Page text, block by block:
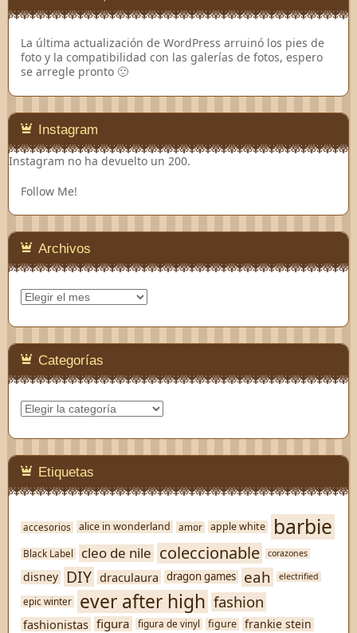
La última actualización de WordPress arruinó los pies de
foto y la compatibilidad con las galerías de fotos, espero
se arregle pronto 🙁
Instagram
Instagram no ha devuelto un 200.
Follow Me!
Archivos
Archivos
Categorías
Categorías
Etiquetas
accesorios alice in wonderland amor apple white barbie
Black Label cleo de nile coleccionable corazones
disney DIY draculaura dragon games eah electrified
epic winter ever after high fashion
fashionistas figura figura de vinyl figure frankie stein